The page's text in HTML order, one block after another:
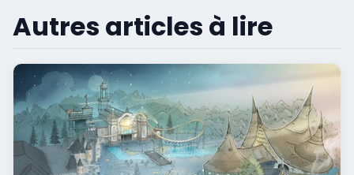
Autres articles à lire